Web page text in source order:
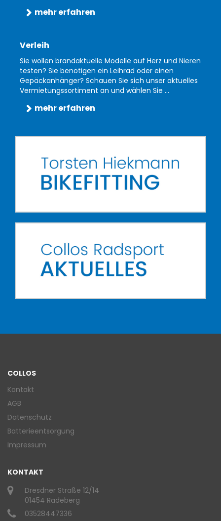
mehr erfahren
Verleih
Sie wollen brandaktuelle Modelle auf Herz und Nieren
testen? Sie benötigen ein Leihrad oder einen
Gepäckanhänger? Schauen Sie sich unser aktuelles
Vermietungssortiment an und wählen Sie ...
mehr erfahren
COLLOS
Kontakt
AGB
Datenschutz
Batterieentsorgung
Impressum
KONTAKT
Dresdner Straße 12/14
01454 Radeberg
03528447336